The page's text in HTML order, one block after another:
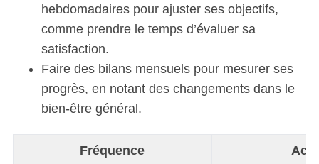
hebdomadaires pour ajuster ses objectifs,
comme prendre le temps d’évaluer sa
satisfaction.
Faire des bilans mensuels pour mesurer ses
progrès, en notant des changements dans le
bien-être général.
Fréquence